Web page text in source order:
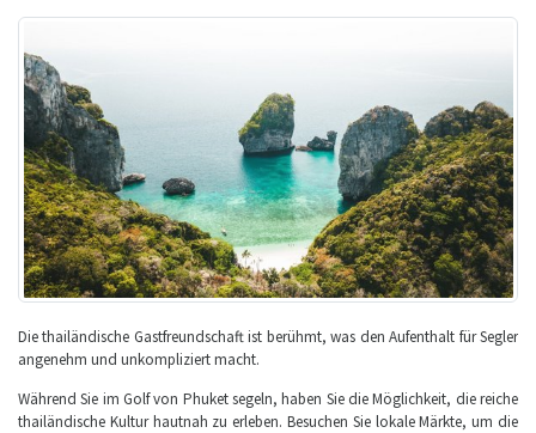
Die thailändische Gastfreundschaft ist berühmt, was den Aufenthalt für Segler
angenehm und unkompliziert macht.
Während Sie im Golf von Phuket segeln, haben Sie die Möglichkeit, die reiche
thailändische Kultur hautnah zu erleben. Besuchen Sie lokale Märkte, um die